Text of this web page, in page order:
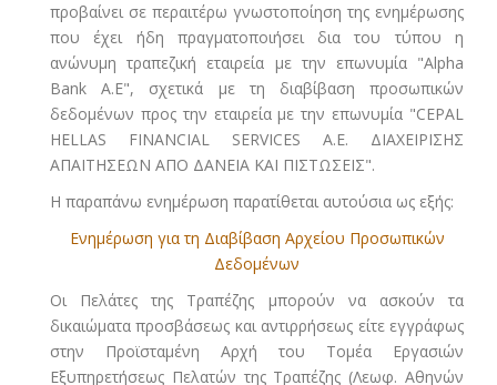
προβαίνει σε περαιτέρω γνωστοποίηση της ενημέρωσης
που έχει ήδη πραγματοποιήσει δια του τύπου η
ανώνυμη τραπεζική εταιρεία με την επωνυμία "Alpha
Bank A.E", σχετικά με τη διαβίβαση προσωπικών
δεδομένων προς την εταιρεία με την επωνυμία "CEPAL
HELLAS FINANCIAL SERVICES A.E. ΔΙΑΧΕΙΡΙΣΗΣ
ΑΠΑΙΤΗΣΕΩΝ ΑΠΟ ΔΑΝΕΙΑ ΚΑΙ ΠΙΣΤΩΣΕΙΣ".
Η παραπάνω ενημέρωση παρατίθεται αυτούσια ως εξής:
Ενημέρωση για τη Διαβίβαση Αρχείου Προσωπικών
Δεδομένων
Οι Πελάτες της Τραπέζης μπορούν να ασκούν τα
δικαιώματα προσβάσεως και αντιρρήσεως είτε εγγράφως
στην Προϊσταμένη Αρχή του Τομέα Εργασιών
Εξυπηρετήσεως Πελατών της Τραπέζης (Λεωφ. Αθηνών